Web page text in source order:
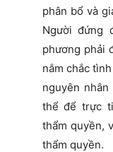
phân bổ và
Người đứng
phương phải
nắm chắc
nguyên
thể để trực
thẩm quyền,
thẩm quyền.